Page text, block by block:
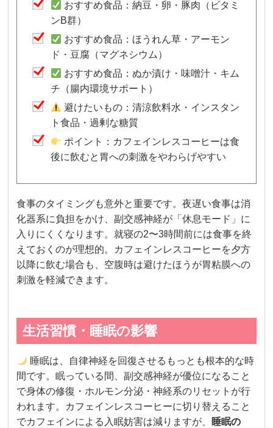
おすすめ食品：納豆・卵・豚肉（ビタミ
ンB群）
おすすめ食品：ほうれん草・アーモン
ド・豆腐（マグネシウム）
おすすめ食品：ぬか漬け・味噌汁・キム
チ（腸内環境サポート）
避けたいもの：清涼飲料水・インスタン
ト食品・過剰な糖質
ポイント：カフェインレスコーヒーは食
後に飲むと胃への刺激をやわらげやすい
食事のタイミングも意外と重要です。夜遅い食事は消
化器系に負担をかけ、副交感神経が「休息モード」に
入りにくくなります。就寝の2〜3時間前には食事を終
えておくのが理想的。カフェインレスコーヒーを夕方
以降に飲む場合も、空腹時は避けたほうが胃粘膜への
刺激を軽減できます。
生活習慣・睡眠の影響
睡眠は、自律神経を回復させるもっとも根本的な時
間です。眠っている間、副交感神経が優位になること
で身体の修復・ホルモン分泌・神経系のリセットが行
われます。カフェインレスコーヒーに切り替えること
でカフェインによる入眠妨害は減りますが、
睡眠の